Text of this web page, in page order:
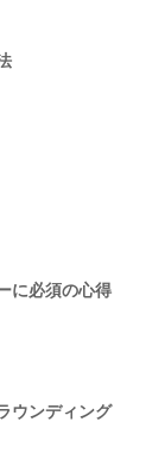
に必須の心得
ウンディング